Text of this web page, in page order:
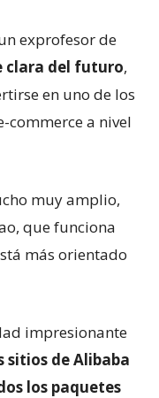
exprofesor de
clara del futuro,
en uno de los
commerce a nivel
muy amplio,
que funciona
más orientado
impresionante
sitios de Alibaba
los paquetes